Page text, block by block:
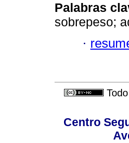
Palabras
sobrepeso;
·
Centro